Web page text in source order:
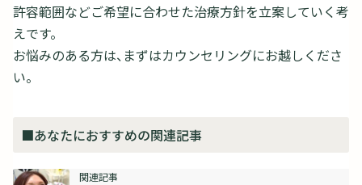
許容範囲などご希望に合わせた治療方針を立案していく考
えです。
お悩みのある方は、まずはカウンセリングにお越しくださ
い。
■あなたにおすすめの関連記事